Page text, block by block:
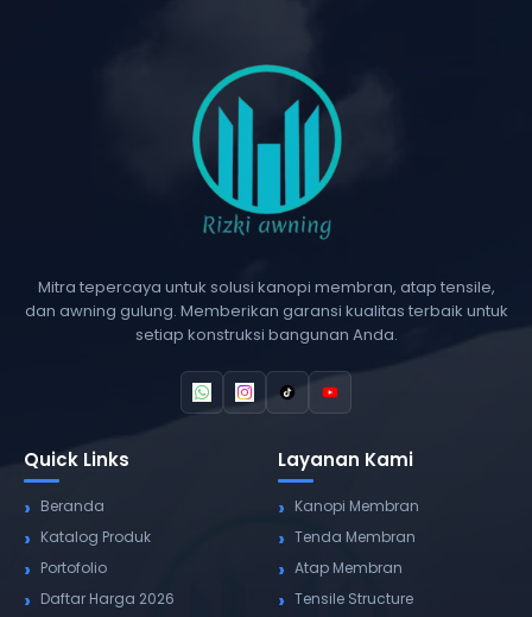
Mitra tepercaya untuk solusi kanopi membran, atap tensile,
dan awning gulung. Memberikan garansi kualitas terbaik untuk
setiap konstruksi bangunan Anda.
Quick Links
Beranda
Katalog Produk
Portofolio
Daftar Harga 2026
Layanan Kami
Kanopi Membran
Tenda Membran
Atap Membran
Tensile Structure